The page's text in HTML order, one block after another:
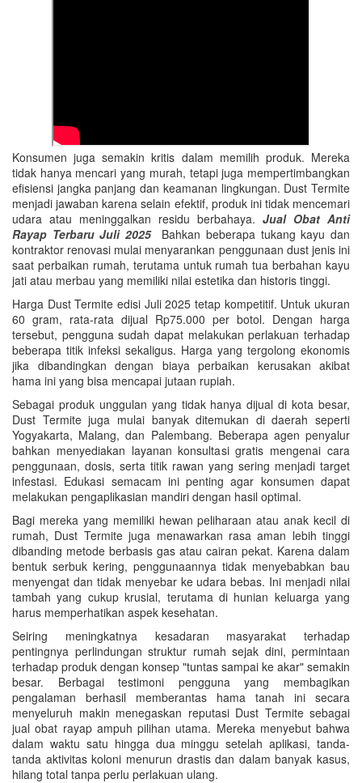
Konsumen juga semakin kritis dalam memilih produk. Mereka
tidak hanya mencari yang murah, tetapi juga mempertimbangkan
efisiensi jangka panjang dan keamanan lingkungan. Dust Termite
menjadi jawaban karena selain efektif, produk ini tidak mencemari
udara atau meninggalkan residu berbahaya. Jual Obat Anti
Rayap Terbaru Juli 2025Bahkan beberapa tukang kayu dan
kontraktor renovasi mulai menyarankan penggunaan dust jenis ini
saat perbaikan rumah, terutama untuk rumah tua berbahan kayu
jati atau merbau yang memiliki nilai estetika dan historis tinggi.
Harga Dust Termite edisi Juli 2025 tetap kompetitif. Untuk ukuran
60 gram, rata-rata dijual Rp75.000 per botol. Dengan harga
tersebut, pengguna sudah dapat melakukan perlakuan terhadap
beberapa titik infeksi sekaligus. Harga yang tergolong ekonomis
jika dibandingkan dengan biaya perbaikan kerusakan akibat
hama ini yang bisa mencapai jutaan rupiah.
Sebagai produk unggulan yang tidak hanya dijual di kota besar,
Dust Termite juga mulai banyak ditemukan di daerah seperti
Yogyakarta, Malang, dan Palembang. Beberapa agen penyalur
bahkan menyediakan layanan konsultasi gratis mengenai cara
penggunaan, dosis, serta titik rawan yang sering menjadi target
infestasi. Edukasi semacam ini penting agar konsumen dapat
melakukan pengaplikasian mandiri dengan hasil optimal.
Bagi mereka yang memiliki hewan peliharaan atau anak kecil di
rumah, Dust Termite juga menawarkan rasa aman lebih tinggi
dibanding metode berbasis gas atau cairan pekat. Karena dalam
bentuk serbuk kering, penggunaannya tidak menyebabkan bau
menyengat dan tidak menyebar ke udara bebas. Ini menjadi nilai
tambah yang cukup krusial, terutama di hunian keluarga yang
harus memperhatikan aspek kesehatan.
Seiring meningkatnya kesadaran masyarakat terhadap
pentingnya perlindungan struktur rumah sejak dini, permintaan
terhadap produk dengan konsep "tuntas sampai ke akar" semakin
besar. Berbagai testimoni pengguna yang membagikan
pengalaman berhasil memberantas hama tanah ini secara
menyeluruh makin menegaskan reputasi Dust Termite sebagai
jual obat rayap ampuh pilihan utama. Mereka menyebut bahwa
dalam waktu satu hingga dua minggu setelah aplikasi, tanda-
tanda aktivitas koloni menurun drastis dan dalam banyak kasus,
hilang total tanpa perlu perlakuan ulang.